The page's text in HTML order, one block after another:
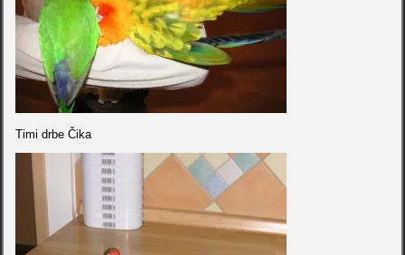
Timi drbe Čika